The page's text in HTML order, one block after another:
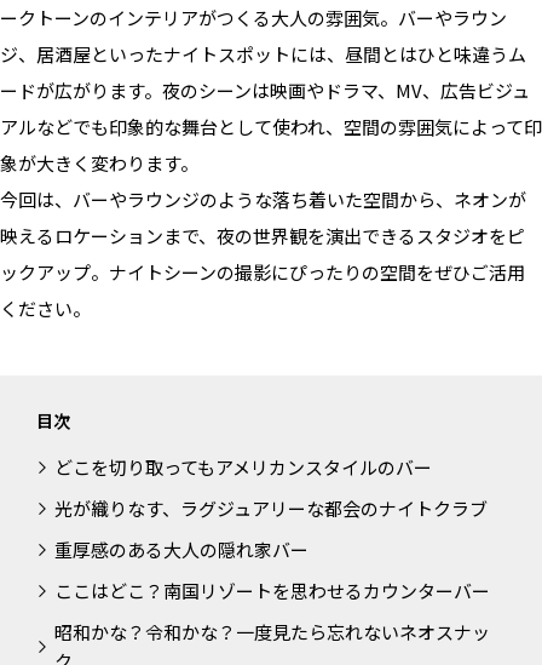
LOCATION
カフェやオフィスなどロケシーンも
SIZE&PRICE
広さと利用料金で探す
ALL FILTER
すべての選択肢からスタジオを探す
ALL FILTER
すべての選択肢からスタジオを探す
スタジオ一覧
マップから探す
特集
[R]studioについて
お問い合わせ
掲載のお問い合わせ
プライバシーポリシー
ークトーンのインテリアがつくる大人の雰囲気。バーやラウン
ジ、居酒屋といったナイトスポットには、昼間とはひと味違うム
ードが広がります。夜のシーンは映画やドラマ、MV、広告ビジュ
アルなどでも印象的な舞台として使われ、空間の雰囲気によって印
象が大きく変わります。
今回は、バーやラウンジのような落ち着いた空間から、ネオンが
映えるロケーションまで、夜の世界観を演出できるスタジオをピ
ックアップ。ナイトシーンの撮影にぴったりの空間をぜひご活用
ください。
目次
どこを切り取ってもアメリカンスタイルのバー
光が織りなす、ラグジュアリーな都会のナイトクラブ
重厚感のある大人の隠れ家バー
ここはどこ？南国リゾートを思わせるカウンターバー
昭和かな？令和かな？一度見たら忘れないネオスナッ